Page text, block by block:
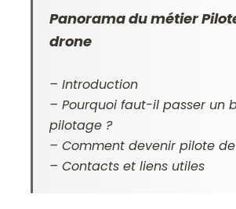
Panorama du métier
drone
– Introduction
– Pourquoi faut-il passer un
pilotage ?
– Comment devenir pilote
– Contacts et liens utiles